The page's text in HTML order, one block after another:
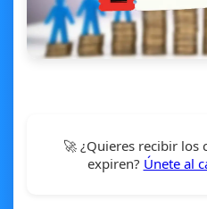
🚀 ¿Quieres recibir los
expiren? Únete al